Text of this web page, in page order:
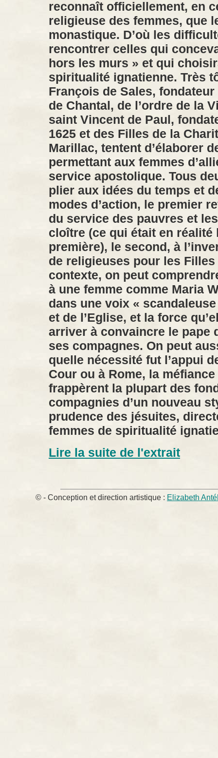
reconnaît officiellement, en
religieuse des femmes, que
monastique. D’où les
rencontrer celles qui
hors les murs » et qui
spiritualité ignatienne. Très
François de Sales,
de Chantal, de l’ordre de la
saint Vincent de Paul,
1625 et des Filles de la
Marillac, tentent d’élaborer
permettant aux femmes
service apostolique. Tous
plier aux idées du temps et
modes d’action, le premier
du service des pauvres et
cloître (ce qui était en réalité
première), le second, à
de religieuses pour les
contexte, on peut
à une femme comme Maria
dans une voix «
et de l’Eglise, et la force
arriver à convaincre le pape
ses compagnes. On peut
quelle nécessité fut l’appui
Cour ou à Rome, la
frappèrent la plupart des
compagnies d’un nouveau
prudence des jésuites,
femmes de spiritualité
Lire la suite de l'extrait
© - Conception et direction artistique : Elizabeth